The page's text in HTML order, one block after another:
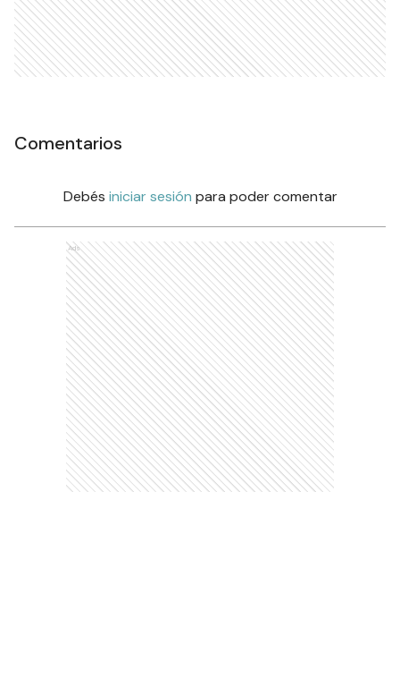
Comentarios
Debés iniciar sesión para poder comentar
Ads